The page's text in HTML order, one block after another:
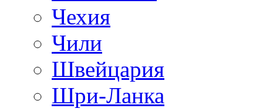
Чехия
Чили
Швейцария
Шри-Ланка